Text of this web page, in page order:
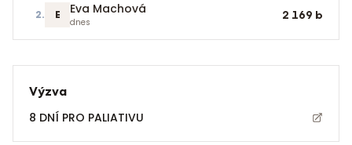
2. E Eva Machová
dnes
2 169 b
Výzva
8 DNÍ PRO PALIATIVU